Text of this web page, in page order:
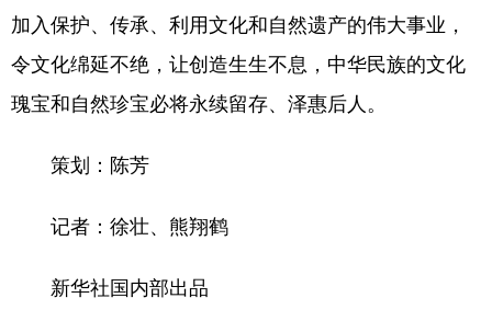
加入保护、传承、利用文化和自然遗产的伟大事业，
令文化绵延不绝，让创造生生不息，中华民族的文化
瑰宝和自然珍宝必将永续留存、泽惠后人。
策划：陈芳
记者：徐壮、熊翔鹤
新华社国内部出品